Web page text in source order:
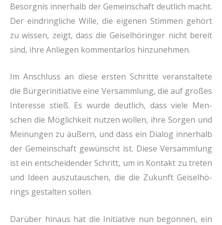
Besorg­nis inner­halb der Gemein­schaft deut­lich macht.
Der ein­dring­li­che Wil­le, die eige­nen Stim­men gehört
zu wis­sen, zeigt, dass die Gei­sel­hö­rin­ger nicht bereit
sind, ihre Anlie­gen kom­men­tar­los hin­zu­neh­men.
Im Anschluss an die­se ersten Schrit­te ver­an­stal­te­te
die Bür­ger­initia­ti­ve eine Ver­samm­lung, die auf gro­ßes
Inter­es­se stieß. Es wur­de deut­lich, dass vie­le Men­
schen die Mög­lich­keit nut­zen wol­len, ihre Sor­gen und
Mei­nun­gen zu äußern, und dass ein Dia­log inner­halb
der Gemein­schaft gewünscht ist. Die­se Ver­samm­lung
ist ein ent­schei­den­der Schritt, um in Kon­takt zu tre­ten
und Ideen aus­zu­tau­schen, die die Zukunft Gei­sel­hö­
rings gestal­ten sol­len.
Dar­über hin­aus hat die Initia­ti­ve nun begon­nen, ein